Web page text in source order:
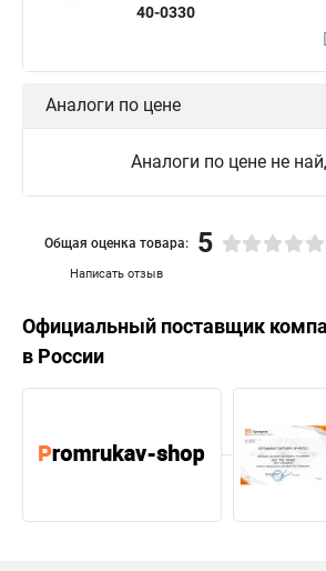
40-0330
Аналоги по цене
Аналоги по цене не
Написать отзыв
Общая оценка товара: 5
Официальный поставщик
в России